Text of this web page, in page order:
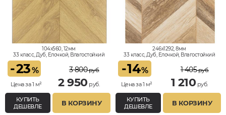
104x560, 12мм
33 класс, Дуб, Елочкой, Влагостойкий
-23%
Цена за 1 м²
3 800руб.
2 950 руб.
КУПИТЬ
ДЕШЕВЛЕ
В КОРЗИНУ
246x1292, 8мм
33 класс, Дуб, Елочкой, Влагостойкий
-14%
Цена за 1 м²
1 405руб.
1 210 руб.
КУПИТЬ
ДЕШЕВЛЕ
В КОРЗИНУ